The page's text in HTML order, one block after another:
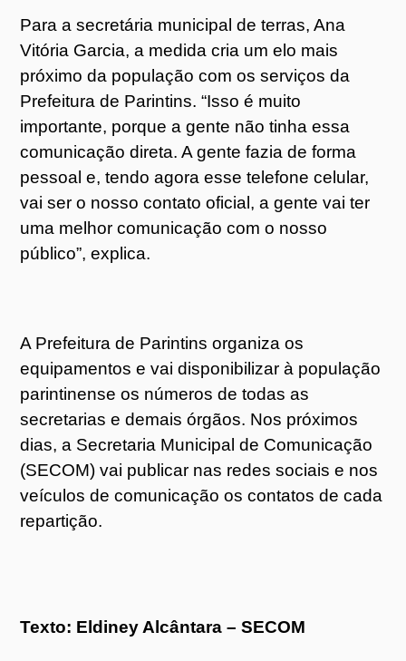
Para a secretária municipal de terras, Ana
Vitória Garcia, a medida cria um elo mais
próximo da população com os serviços da
Prefeitura de Parintins. “Isso é muito
importante, porque a gente não tinha essa
comunicação direta. A gente fazia de forma
pessoal e, tendo agora esse telefone celular,
vai ser o nosso contato oficial, a gente vai ter
uma melhor comunicação com o nosso
público”, explica.
A Prefeitura de Parintins organiza os
equipamentos e vai disponibilizar à população
parintinense os números de todas as
secretarias e demais órgãos. Nos próximos
dias, a Secretaria Municipal de Comunicação
(SECOM) vai publicar nas redes sociais e nos
veículos de comunicação os contatos de cada
repartição.
Texto: Eldiney Alcântara – SECOM